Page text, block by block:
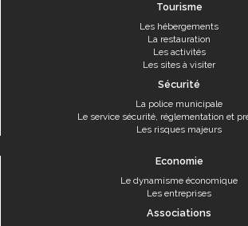
Tourisme
Les hébergements
La restauration
Les activités
Les sites à visiter
Sécurité
La police municipale
Le service sécurité, réglementation et
Les risques majeurs
Economie
Le dynamisme économique
Les entreprises
Associations